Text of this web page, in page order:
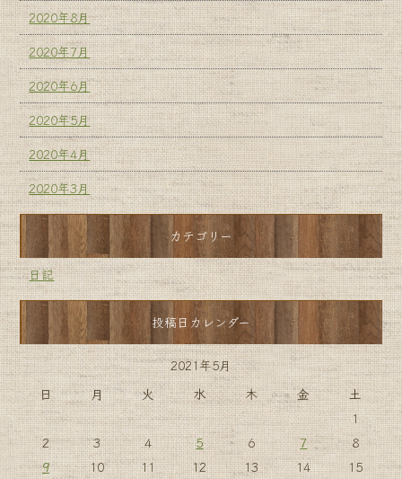
2020年8月
2020年7月
2020年6月
2020年5月
2020年4月
2020年3月
カテゴリー
日記
投稿日カレンダー
2021年5月
日
月 火 水 木 金
土
1
2
3 4 5 6 7
8
9
10 11 12 13 14 15